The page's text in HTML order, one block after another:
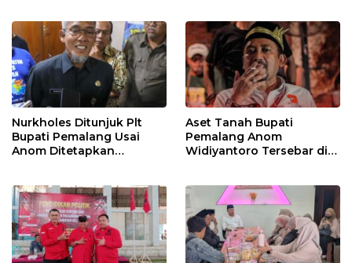
Nurkholes Ditunjuk Plt
Bupati Pemalang Usai
Anom Ditetapkan
Aset Tanah Bupati
Pemalang Anom
Widiyantoro Tersebar di